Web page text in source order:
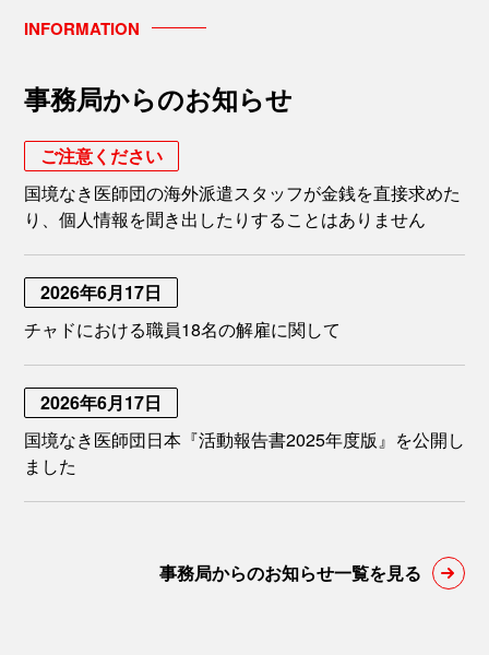
INFORMATION
事務局からのお知らせ
ご注意ください
国境なき医師団の海外派遣スタッフが金銭を直接求めた
り、個人情報を聞き出したりすることはありません
2026年6月17日
チャドにおける職員18名の解雇に関して
2026年6月17日
国境なき医師団日本『活動報告書2025年度版』を公開し
ました
事務局からのお知らせ一覧を見る